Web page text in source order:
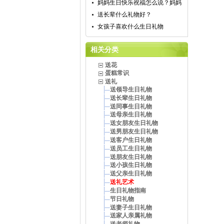
妈妈生日快乐祝福怎么说？妈妈
送长辈什么礼物好？
女孩子喜欢什么生日礼物
相关分类
送花
蛋糕常识
送礼
送领导生日礼物
送长辈生日礼物
送同事生日礼物
送母亲生日礼物
送女朋友生日礼物
送男朋友生日礼物
送客户生日礼物
送员工生日礼物
送朋友生日礼物
送小孩生日礼物
送父亲生日礼物
送礼艺术
生日礼物指南
节日礼物
送妻子生日礼物
送家人亲属礼物